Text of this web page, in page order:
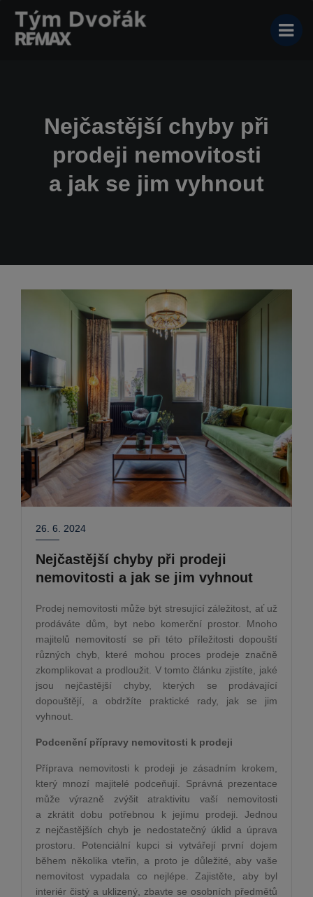
Nejčastější chyby při
prodeji nemovitosti
a jak se jim vyhnout
26. 6. 2024
Nejčastější chyby při prodeji
nemovitosti a jak se jim vyhnout
Prodej nemovitosti může být stresující záležitost, ať už
prodáváte dům, byt nebo komerční prostor. Mnoho
majitelů nemovitostí se při této příležitosti dopouští
různých chyb, které mohou proces prodeje značně
zkomplikovat a prodloužit. V tomto článku zjistíte, jaké
jsou nejčastější chyby, kterých se prodávající
dopouštějí, a obdržíte praktické rady, jak se jim
vyhnout.
Podcenění přípravy nemovitosti k prodeji
Příprava nemovitosti k prodeji je zásadním krokem,
který mnozí majitelé podceňují. Správná prezentace
může výrazně zvýšit atraktivitu vaší nemovitosti
a zkrátit dobu potřebnou k jejímu prodeji. Jednou
z nejčastějších chyb je nedostatečný úklid a úprava
prostoru. Potenciální kupci si vytvářejí první dojem
během několika vteřin, a proto je důležité, aby vaše
nemovitost vypadala co nejlépe. Zajistěte, aby byl
interiér čistý a uklizený, zbavte se osobních předmětů